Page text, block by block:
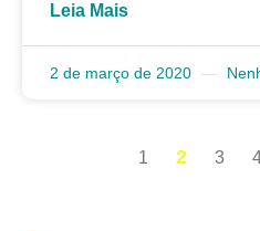
Leia Mais
2 de março de 2020
1 2 3